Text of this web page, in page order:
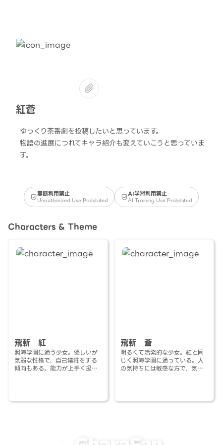
紅蒼
ゆっくり茶番劇を投稿したいと思っています。
物語の進展につれてキャラ紹介も変えていこうと思っていま
す。
無断利用禁止
Unauthorized Use Prohibited
AI学習利用禁止
AI Training Use Prohibited
Characters & Theme
飛斬 紅
照海学園に通う少女。優しいが
気弱な性格で、自己犠牲をする
傾向もある。能力が上手く扱え
飛斬 蒼
明るくて活発的な少女。紅と同
じく照海学園に通っている。人
の気持ちには敏感な方で、気配